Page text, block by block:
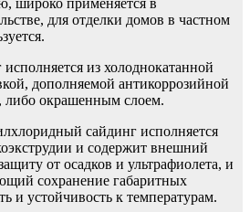
для отделки домов в частном
из холоднокатанной
дополняемой антикоррозийной
окрашенным слоем.
сайдинг исполняется
и содержит внешний
от осадков и ультрафиолета, и
сохранение габаритных
и устойчивость к температурам.